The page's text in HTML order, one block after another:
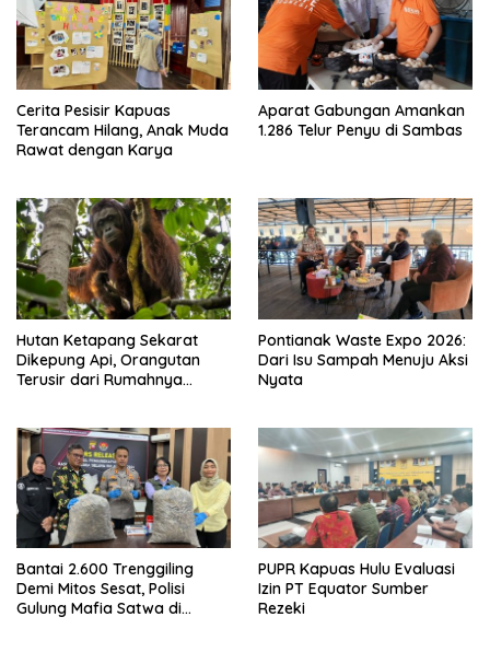
Cerita Pesisir Kapuas
Terancam Hilang, Anak Muda
Rawat dengan Karya
Aparat Gabungan Amankan
1.286 Telur Penyu di Sambas
Hutan Ketapang Sekarat
Dikepung Api, Orangutan
Terusir dari Rumahnya
Pontianak Waste Expo 2026:
Dari Isu Sampah Menuju Aksi
Nyata
Bantai 2.600 Trenggiling
Demi Mitos Sesat, Polisi
Gulung Mafia Satwa di
PUPR Kapuas Hulu Evaluasi
Izin PT Equator Sumber
Rezeki